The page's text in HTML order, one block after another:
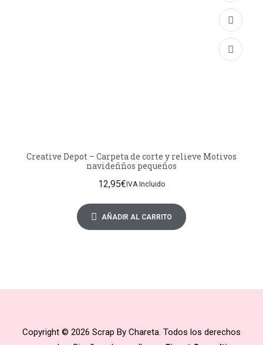
Creative Depot – Carpeta de corte y relieve Motivos
navideñños pequeños
12,95€IVA Incluido
AÑADIR AL CARRITO
Copyright © 2026 Scrap By Chareta. Todos los derechos